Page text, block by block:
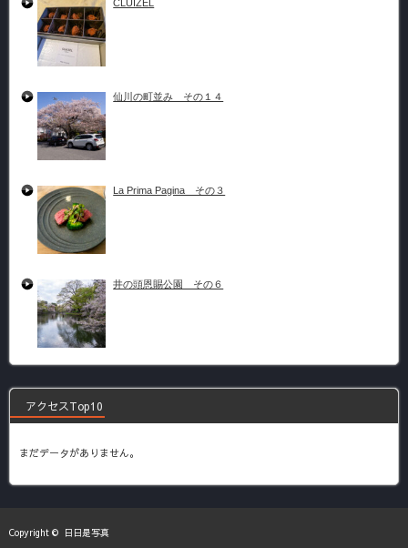
CLUIZEL
仙川の町並み その１４
La Prima Pagina その３
井の頭恩賜公園 その６
アクセスTop10
まだデータがありません。
Copyright © 日日是写真